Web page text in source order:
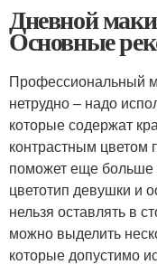
Дневной
Основные
Профессиональный
нетрудно – надо
которые содержат
контрастным цветом
поможет еще больше
цветотип девушки и
нельзя оставлять в
можно выделить
которые допустимо